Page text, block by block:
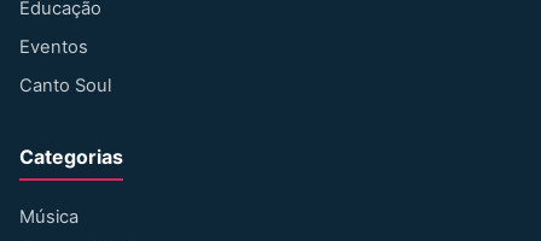
Educação
Eventos
Canto Soul
Categorias
Música